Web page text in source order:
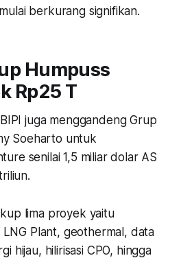
berkurang signifikan.
Humpuss
Rp25 T
juga menggandeng Grup
Soeharto untuk
senilai 1,5 miliar dolar AS
lima proyek yaitu
Plant, geothermal, data
hijau, hilirisasi CPO, hingga